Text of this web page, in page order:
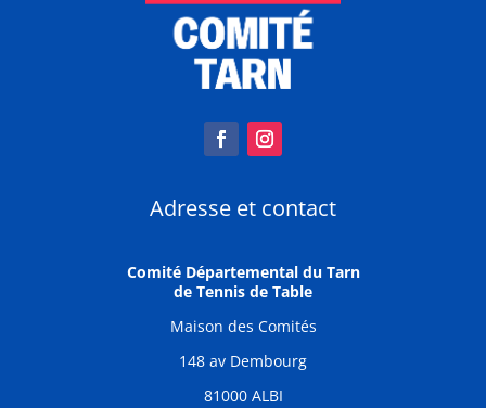
Adresse et contact
Comité Départemental du Tarn
de Tennis de Table
Maison des Comités
148 av Dembourg
81000 ALBI